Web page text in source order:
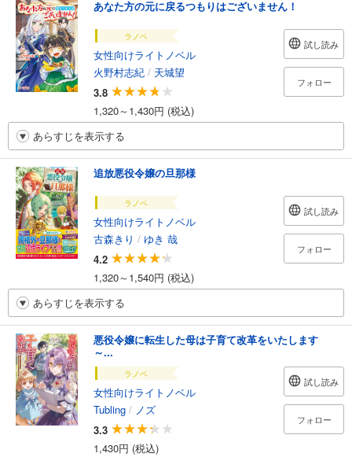
あなた方の元に戻るつもりはございません！
ラノベ
女性向けライトノベル
火野村志紀 / 天城望
3.8
1,320～1,430円 (税込)
試し読み
フォロー
あらすじを表示する
追放悪役令嬢の旦那様
ラノベ
女性向けライトノベル
古森きり / ゆき 哉
4.2
1,320～1,540円 (税込)
試し読み
フォロー
あらすじを表示する
悪役令嬢に転生した母は子育て改革をいたします
～...
ラノベ
女性向けライトノベル
Tubling / ノズ
3.3
1,430円 (税込)
試し読み
フォロー